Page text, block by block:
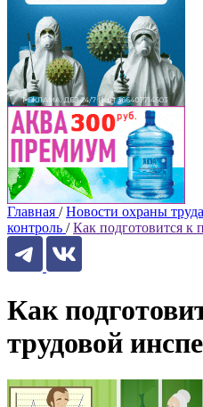
Главная / Новости охраны труда
контроль / Как подготовится к
Как
трудовой